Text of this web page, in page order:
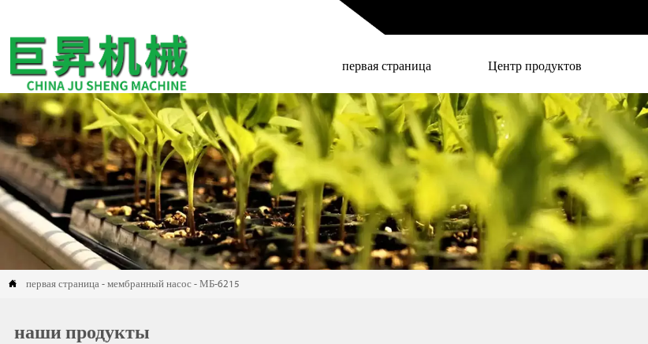
первая страница Центр продуктов
 первая страница - мембранный насос - МБ-6215
наши продукты